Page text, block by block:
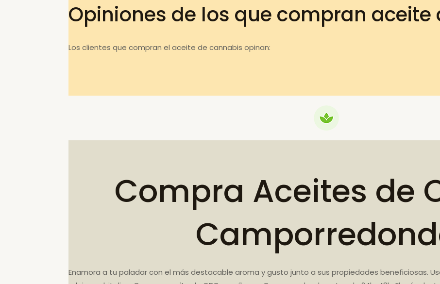
Opiniones de los que compran aceite
Los clientes que compran el aceite de cannabis opinan:
Compra Aceites de
Enamora a tu paladar con el más destacable aroma y gusto junto a sus propiedades beneficiosas.